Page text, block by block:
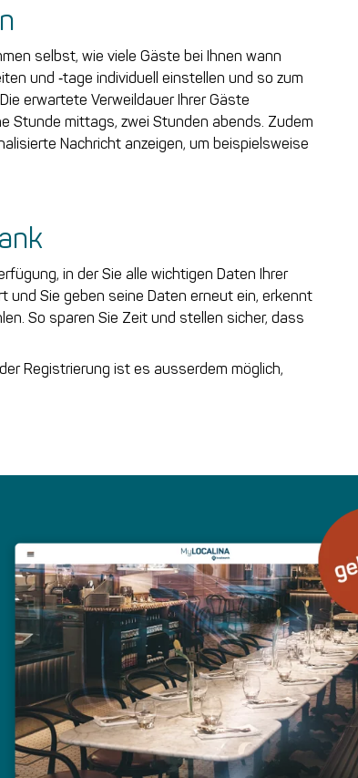
selbst, wie viele Gäste bei Ihnen wann
und ‑tage individuell einstellen und so zum
erwartete Verweildauer Ihrer Gäste
Stunde mittags, zwei Stunden abends. Zudem
Nachricht anzeigen, um beispielsweise
in der Sie alle wichtigen Daten Ihrer
und Sie geben seine Daten erneut ein, erkennt
So sparen Sie Zeit und stellen sicher, dass
Registrierung ist es ausserdem möglich,